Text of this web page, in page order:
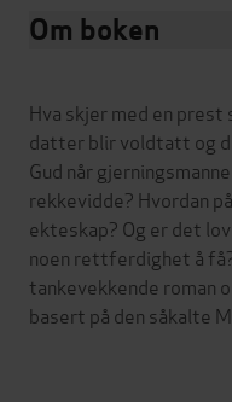
Om boken
Hva skjer med en
datter blir voldtatt og
Gud når
rekkevidde? Hvordan
ekteskap? Og er det
noen rettferdighet å
tankevekkende roman
basert på den såkalte